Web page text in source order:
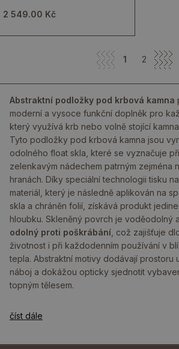
2 549.00 Kč
1 2
Abstraktní podložky pod krbová kamna
moderní a vysoce funkční doplněk pro
který využívá krb nebo volně stojící
Tyto podložky pod krbová kamna jsou
odolného float skla, které se vyznačuje
zelenkavým nádechem patrným zejména
hranách. Díky speciální technologii tisku
materiál, který je následně aplikován na
skla a chráněn folií, získává produkt
hloubku. Skleněný povrch je voděodolný a
odolný proti poškrábání , což zajišťuje
životnost i při každodenním používání v
tepla. Abstraktní motivy dodávají prostoru
náboj a dokážou opticky sjednotit
topným tělesem.
číst dále